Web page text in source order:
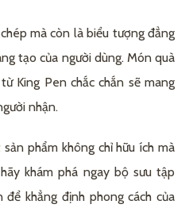
mà còn là biểu tượng đẳng
tạo của người dùng. Món quà
từ King Penchắc chắn sẽ mang
nhận.
phẩm không chỉ hữu ích mà
khám phá ngay bộ sưu tập
khẳng định phong cách của